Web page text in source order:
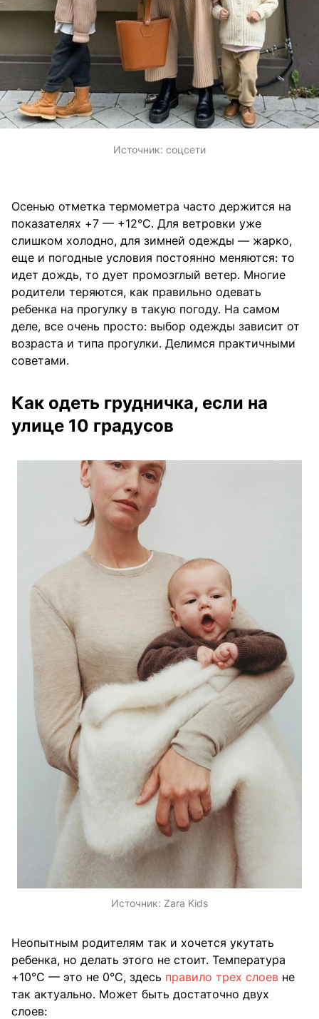
Источник: соцсети
Осенью отметка термометра часто держится на
показателях +7 — +12°C. Для ветровки уже
слишком холодно, для зимней одежды — жарко,
еще и погодные условия постоянно меняются: то
идет дождь, то дует промозглый ветер. Многие
родители теряются, как правильно одевать
ребенка на прогулку в такую погоду. На самом
деле, все очень просто: выбор одежды зависит от
возраста и типа прогулки. Делимся практичными
советами.
Как одеть грудничка, если на
улице 10 градусов
Источник: Zara Kids
Неопытным родителям так и хочется укутать
ребенка, но делать этого не стоит. Температура
+10°C — это не 0°C, здесь правило трех слоев не
так актуально. Может быть достаточно двух
слоев: